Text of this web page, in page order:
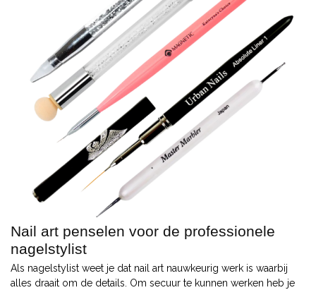
Nail art penselen voor de professionele
nagelstylist
Als nagelstylist weet je dat nail art nauwkeurig werk is waarbij
alles draait om de details. Om secuur te kunnen werken heb je